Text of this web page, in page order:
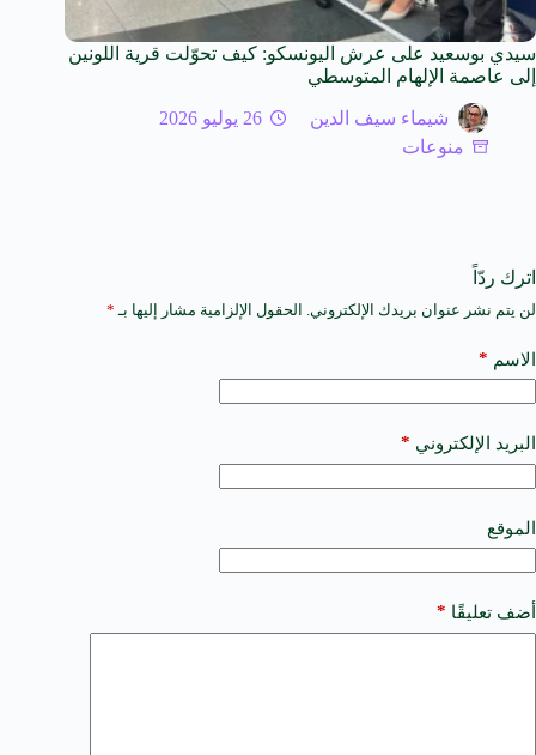
سيدي بوسعيد على عرش اليونسكو: كيف تحوّلت قرية اللونين
إلى عاصمة الإلهام المتوسطي
شيماء سيف الدين
26 يوليو 2026
منوعات
اترك ردّاً
لن يتم نشر عنوان بريدك الإلكتروني. الحقول الإلزامية مشار إليها بـ *
الاسم *
البريد الإلكتروني *
الموقع
أضف تعليقًا *
A
t
e
a
t
i
e
: